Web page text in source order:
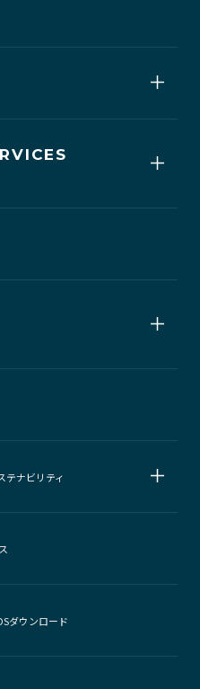
テナビリティ
ダウンロード